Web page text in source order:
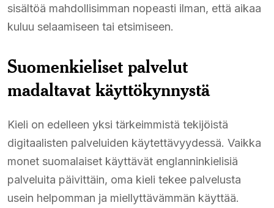
sisältöä mahdollisimman nopeasti ilman, että aikaa
kuluu selaamiseen tai etsimiseen.
Suomenkieliset palvelut
madaltavat käyttökynnystä
Kieli on edelleen yksi tärkeimmistä tekijöistä
digitaalisten palveluiden käytettävyydessä. Vaikka
monet suomalaiset käyttävät englanninkielisiä
palveluita päivittäin, oma kieli tekee palvelusta
usein helpomman ja miellyttävämmän käyttää.